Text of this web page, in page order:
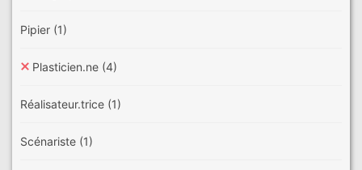
Pipier (1)
Plasticien.ne (4)
Réalisateur.trice (1)
Scénariste (1)